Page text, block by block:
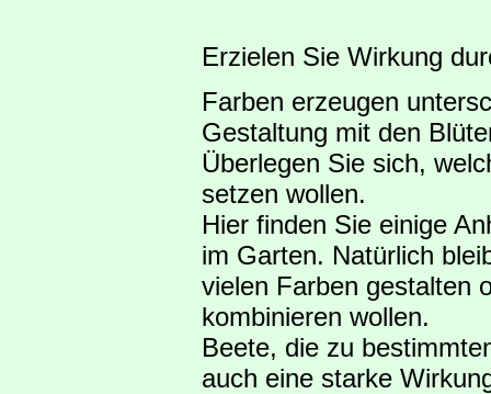
Erzielen Sie Wirkung
Farben erzeugen
Gestaltung mit den
Überlegen Sie sich,
setzen wollen.
Hier finden Sie einige
im Garten. Natürlich
vielen Farben gestalten
kombinieren wollen.
Beete, die zu
auch eine starke